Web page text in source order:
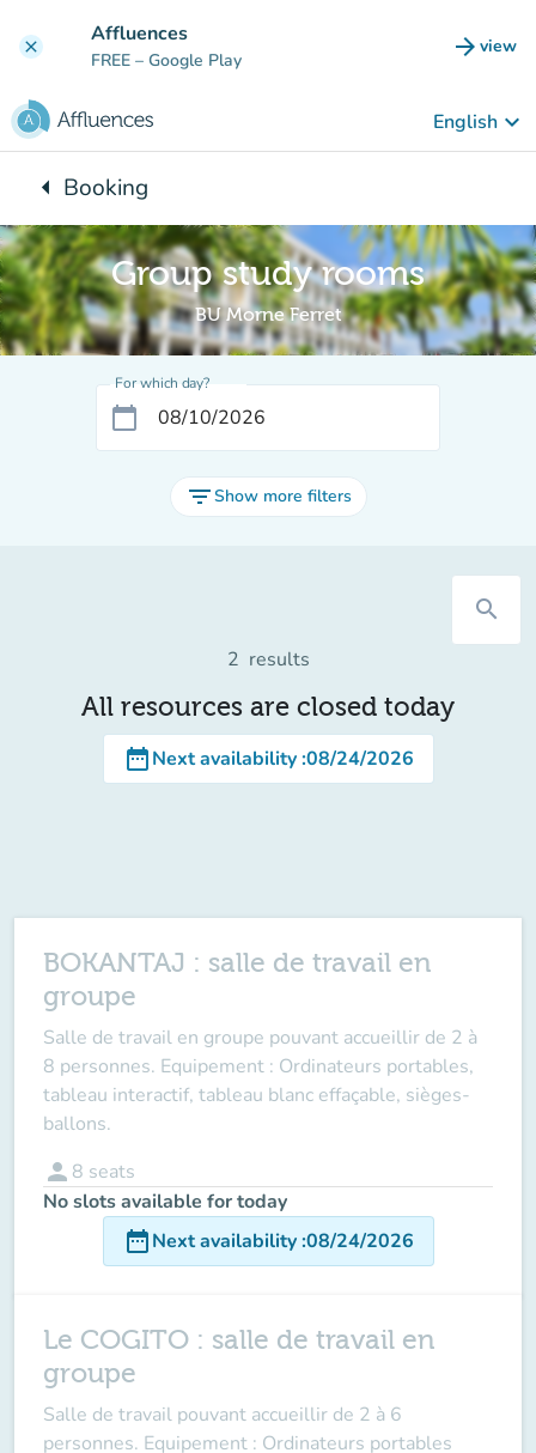
clear Affluences
FREE – Google Play arrow_forward view
(new
English keyboard_arrow_down
arrow_leftBack to:
Booking
Group study rooms
BU Morne Ferret
For which day?
calendar_today
filter_listShow more filters
search
2 results
All resources are closed today
date_rangeNext availability:08/24/2026
BOKANTAJ : salle de travail en
groupe
Salle de travail en groupe pouvant accueillir de 2 à
8 personnes. Equipement : Ordinateurs portables,
tableau interactif, tableau blanc effaçable, sièges-
ballons.
person 8 seats
No slots available for today
date_rangeNext availability:08/24/2026
Le COGITO : salle de travail en
groupe
Salle de travail pouvant accueillir de 2 à 6
personnes. Equipement : Ordinateurs portables